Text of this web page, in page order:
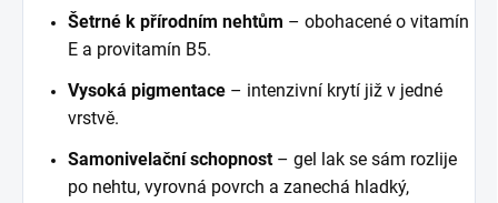
Šetrné k přírodním nehtům – obohacené o vitamín
E a provitamín B5.
Vysoká pigmentace – intenzivní krytí již v jedné
vrstvě.
Samonivelační schopnost– gel lak se sám rozlije
po nehtu, vyrovná povrch a zanechá hladký,